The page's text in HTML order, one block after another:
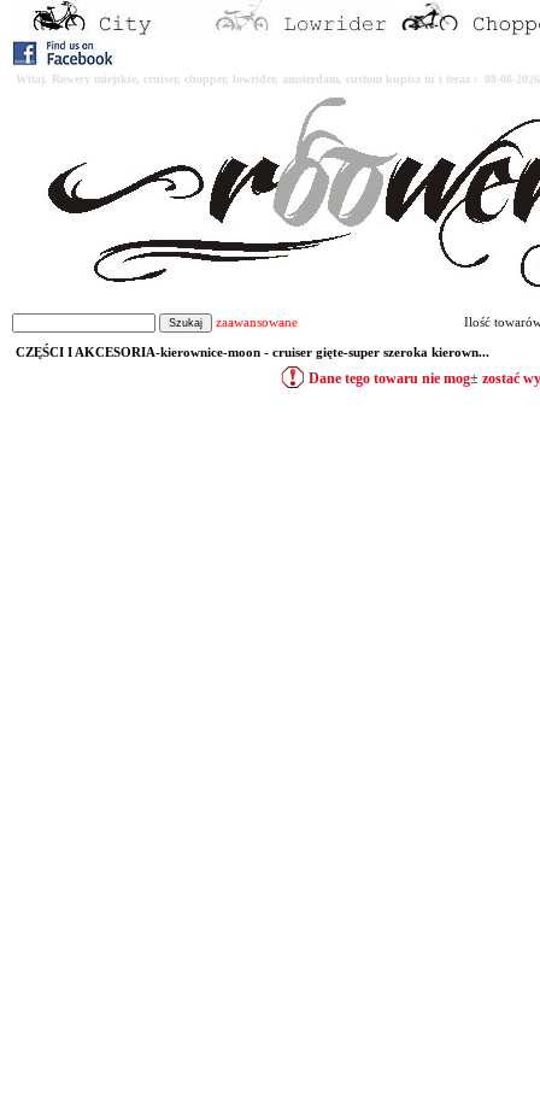
Witaj. Rowery miejskie, cruiser, chopper, lowrider, amsterdam, custom kupisz tu i teraz : 08-08-
zaawansowane Ilość
CZĘŚCI I AKCESORIA-kierownice-moon - cruiser gięte-super szeroka kierown...
Dane tego towaru nie mog± zostać